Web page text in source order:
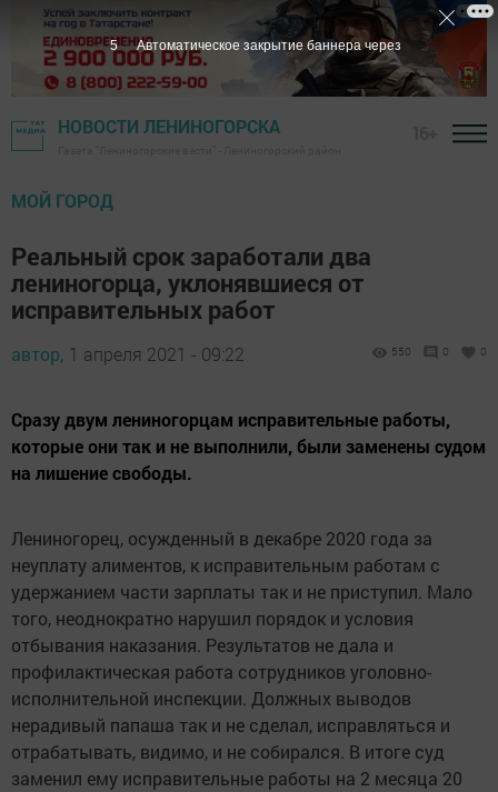
НОВОСТИ ЛЕНИНОГОРСКА
МОЙ ГОРОД
Реальный срок заработали два
лениногорца, уклонявшиеся от
исправительных работ
автор, 1 апреля 2021 - 09:22 550 0 0
Сразу двум лениногорцам исправительные работы,
которые они так и не выполнили, были заменены судом
на лишение свободы.
Лениногорец, осужденный в декабре 2020 года за
неуплату алиментов, к исправительным работам с
удержанием части зарплаты так и не приступил. Мало
того, неоднократно нарушил порядок и условия
отбывания наказания. Результатов не дала и
профилактическая работа сотрудников уголовно-
исполнительной инспекции. Должных выводов
нерадивый папаша так и не сделал, исправляться и
отрабатывать, видимо, и не собирался. В итоге суд
заменил ему исправительные работы на 2 месяца 20
4 Автоматическое закрытие баннера через